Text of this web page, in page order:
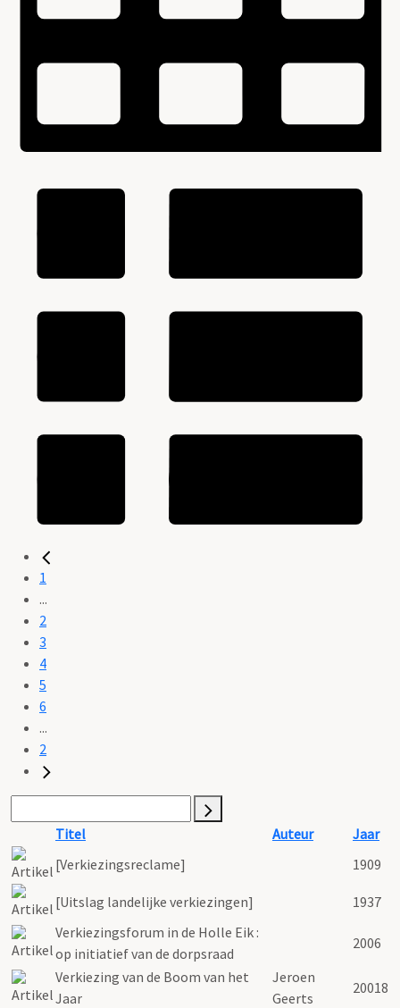
1
...
2
3
4
5
6
...
2
Titel Auteur
Jaar
[Verkiezingsreclame]
1909
[Uitslag landelijke verkiezingen]
1937
Verkiezingsforum in de Holle Eik :
op initiatief van de dorpsraad
2006
Verkiezing van de Boom van het
Jaar
Jeroen
Geerts
20018